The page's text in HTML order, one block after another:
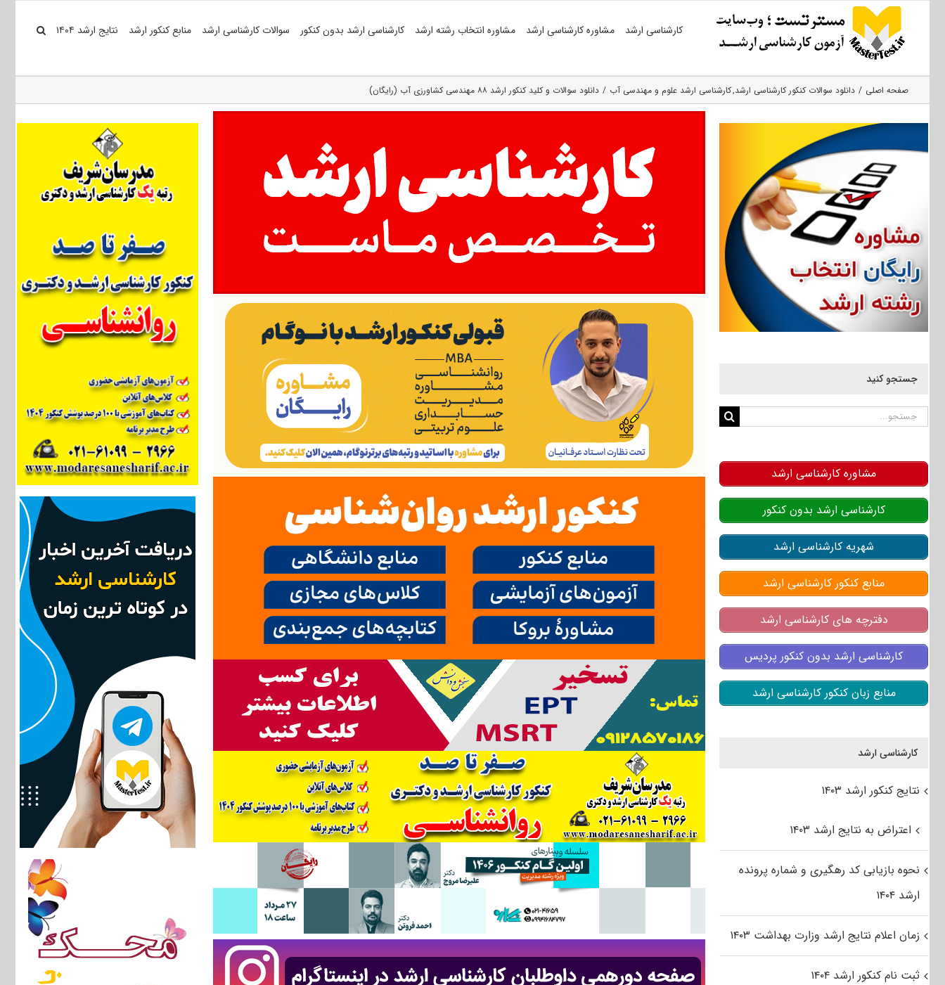
کارشناسی ارشد مشاوره کارشناسی ارشد مشاوره انتخاب رشته ارشد کارشناسی ارشد بدون کنکور سوالات کارشناسی ارشد منابع کنکور ارشد نتایج ارشد ۱۴۰۴
صفحه اصلی دانلود سوالات کنکور کارشناسی ارشد کارشناسی ارشد علوم و مهندسی آب دانلود سوالات و کلید کنکور ارشد ۸۸ مهندسی کشاورزی آب (رایگان)
جستجو کنید
جستجو
مشاوره کارشناسی ارشد
کارشناسی ارشد بدون کنکور
شهریه کارشناسی ارشد
منابع کنکور کارشناسی ارشد
دفترچه های کارشناسی ارشد
کارشناسی ارشد بدون کنکور پردیس
منابع زبان کنکور کارشناسی ارشد
کارشناسی ارشد
نتایج کنکور ارشد ۱۴۰۳
اعتراض به نتایج ارشد ۱۴۰۳
نحوه بازیابی کد رهگیری و شماره پرونده
ارشد ۱۴۰۴
زمان اعلام نتایج ارشد وزارت بهداشت ۱۴۰۳
ثبت نام کنکور ارشد ۱۴۰۴